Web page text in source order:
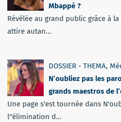
Mbappé ?
Révélée au grand public grâce à
attire autan...
DOSSIER - THEMA,
N’oubliez pas les
grands maestros de
Une page s'est tournée dans
l''élimination d...